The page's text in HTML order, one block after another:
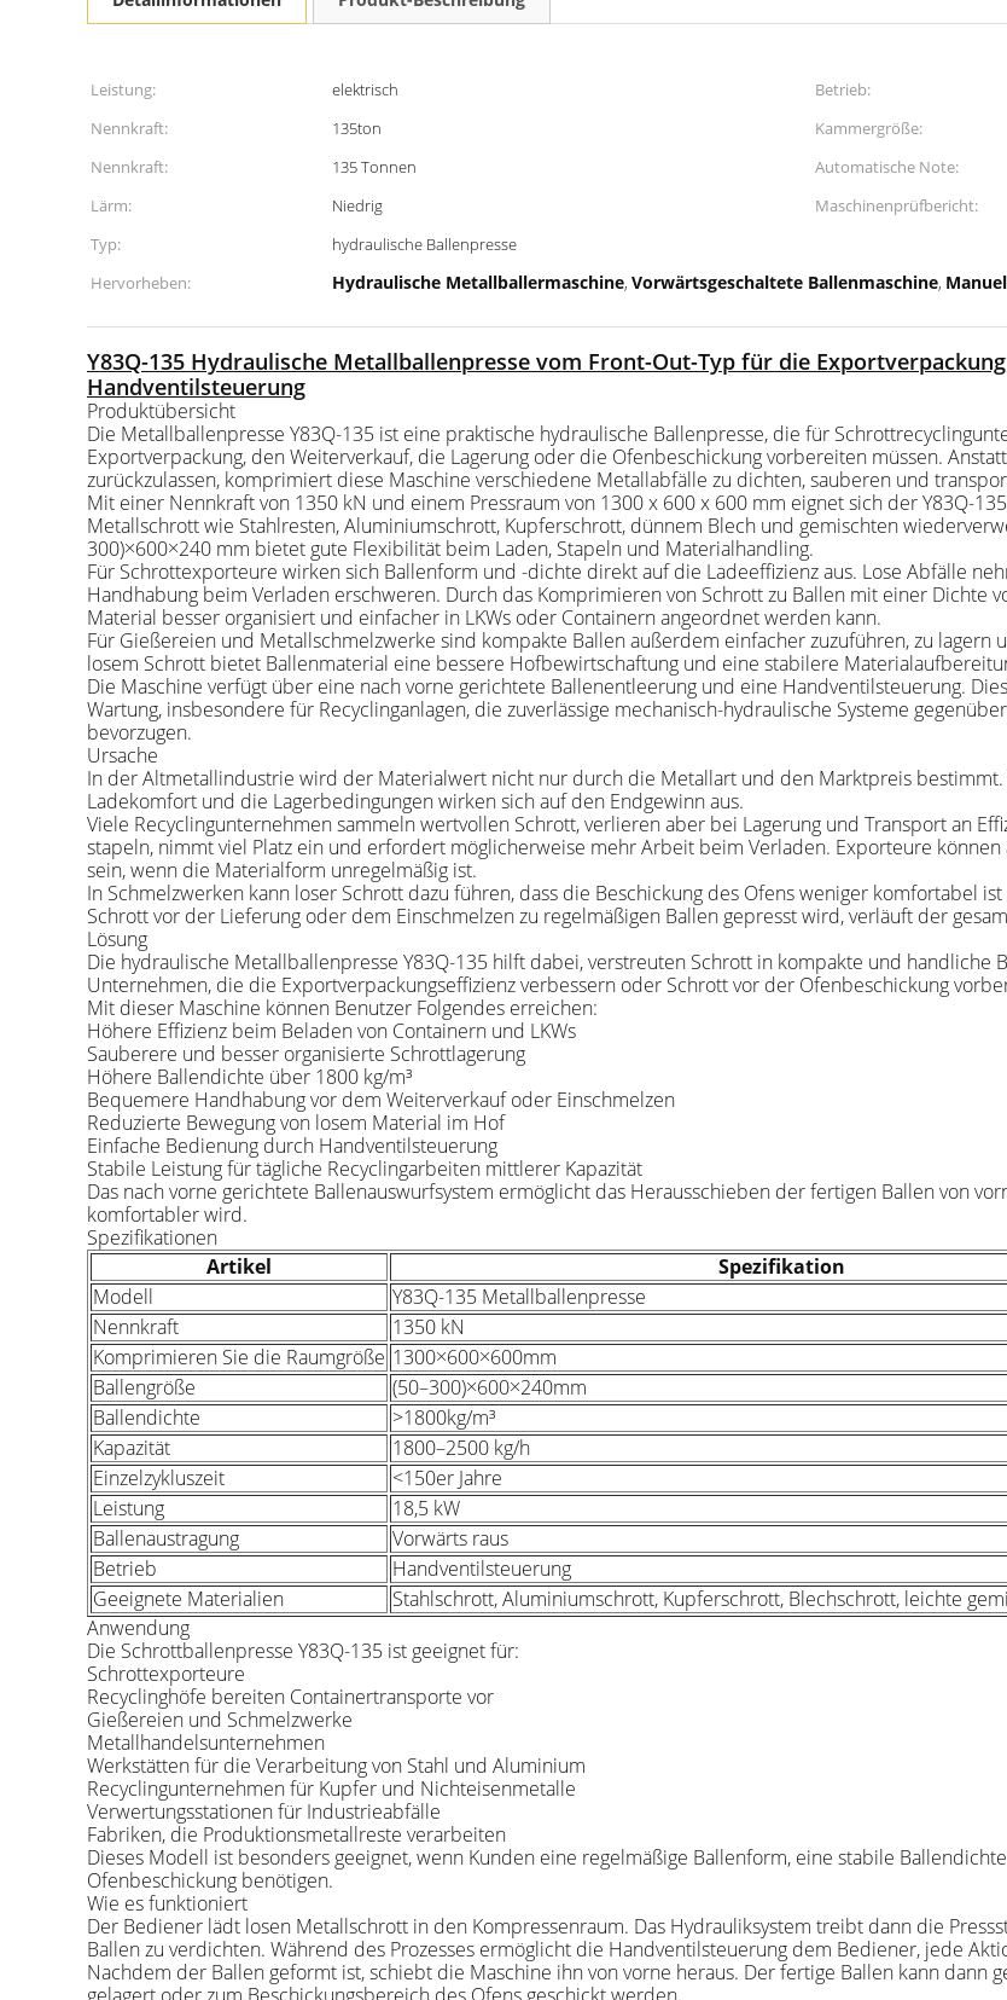
Leistung: elektrisch Betrieb:
Nennkraft:
135ton Kammergröße:
Nennkraft:
135 Tonnen Automatische Note:
Lärm:
Niedrig Maschinenprüfbericht:
Typ:
hydraulische Ballenpresse
Hervorheben:
Hydraulische Metallballermaschine, Vorwärtsgeschaltete Ballenmaschine,
Y83Q-135 Hydraulische Metallballenpresse vom Front-Out-Typ für die
Handventilsteuerung
Produktübersicht
Die Metallballenpresse Y83Q-135 ist eine praktische hydraulische Ballenpresse, die für
Exportverpackung, den Weiterverkauf, die Lagerung oder die Ofenbeschickung vorbereiten müssen.
zurückzulassen, komprimiert diese Maschine verschiedene Metallabfälle zu dichten, sauberen und
Mit einer Nennkraft von 1350 kN und einem Pressraum von 1300 x 600 x 600 mm eignet sich der Y83Q-
Metallschrott wie Stahlresten, Aluminiumschrott, Kupferschrott, dünnem Blech und gemischten
300)×600×240 mm bietet gute Flexibilität beim Laden, Stapeln und Materialhandling.
Für Schrottexporteure wirken sich Ballenform und -dichte direkt auf die Ladeeffizienz aus. Lose Abfälle
Handhabung beim Verladen erschweren. Durch das Komprimieren von Schrott zu Ballen mit einer Dichte
Material besser organisiert und einfacher in LKWs oder Containern angeordnet werden kann.
Für Gießereien und Metallschmelzwerke sind kompakte Ballen außerdem einfacher zuzuführen, zu lagern
losem Schrott bietet Ballenmaterial eine bessere Hofbewirtschaftung und eine stabilere
Die Maschine verfügt über eine nach vorne gerichtete Ballenentleerung und eine Handventilsteuerung.
Wartung, insbesondere für Recyclinganlagen, die zuverlässige mechanisch-hydraulische Systeme
bevorzugen.
Ursache
In der Altmetallindustrie wird der Materialwert nicht nur durch die Metallart und den Marktpreis
Ladekomfort und die Lagerbedingungen wirken sich auf den Endgewinn aus.
Viele Recyclingunternehmen sammeln wertvollen Schrott, verlieren aber bei Lagerung und Transport an
stapeln, nimmt viel Platz ein und erfordert möglicherweise mehr Arbeit beim Verladen. Exporteure
sein, wenn die Materialform unregelmäßig ist.
In Schmelzwerken kann loser Schrott dazu führen, dass die Beschickung des Ofens weniger komfortabel
Schrott vor der Lieferung oder dem Einschmelzen zu regelmäßigen Ballen gepresst wird, verläuft der
Lösung
Die hydraulische Metallballenpresse Y83Q-135 hilft dabei, verstreuten Schrott in kompakte und handliche
Unternehmen, die die Exportverpackungseffizienz verbessern oder Schrott vor der Ofenbeschickung
Mit dieser Maschine können Benutzer Folgendes erreichen:
Höhere Effizienz beim Beladen von Containern und LKWs
Sauberere und besser organisierte Schrottlagerung
Höhere Ballendichte über 1800 kg/m³
Bequemere Handhabung vor dem Weiterverkauf oder Einschmelzen
Reduzierte Bewegung von losem Material im Hof
Einfache Bedienung durch Handventilsteuerung
Stabile Leistung für tägliche Recyclingarbeiten mittlerer Kapazität
Das nach vorne gerichtete Ballenauswurfsystem ermöglicht das Herausschieben der fertigen Ballen von
komfortabler wird.
Spezifikationen
Artikel
Spezifikation
Modell
Y83Q-135 Metallballenpresse
Nennkraft
1350 kN
Komprimieren Sie die Raumgröße 1300×600×600mm
Ballengröße
(50–300)×600×240mm
Ballendichte
>1800kg/m³
Kapazität
1800–2500 kg/h
Einzelzykluszeit
<150er Jahre
Leistung
18,5 kW
Ballenaustragung
Vorwärts raus
Betrieb
Handventilsteuerung
Geeignete Materialien
Stahlschrott, Aluminiumschrott, Kupferschrott, Blechschrott, leichte
Anwendung
Die Schrottballenpresse Y83Q-135 ist geeignet für:
Schrottexporteure
Recyclinghöfe bereiten Containertransporte vor
Gießereien und Schmelzwerke
Metallhandelsunternehmen
Werkstätten für die Verarbeitung von Stahl und Aluminium
Recyclingunternehmen für Kupfer und Nichteisenmetalle
Verwertungsstationen für Industrieabfälle
Fabriken, die Produktionsmetallreste verarbeiten
Dieses Modell ist besonders geeignet, wenn Kunden eine regelmäßige Ballenform, eine stabile
Ofenbeschickung benötigen.
Wie es funktioniert
Der Bediener lädt losen Metallschrott in den Kompressenraum. Das Hydrauliksystem treibt dann die
Ballen zu verdichten. Während des Prozesses ermöglicht die Handventilsteuerung dem Bediener, jede
Nachdem der Ballen geformt ist, schiebt die Maschine ihn von vorne heraus. Der fertige Ballen kann dann